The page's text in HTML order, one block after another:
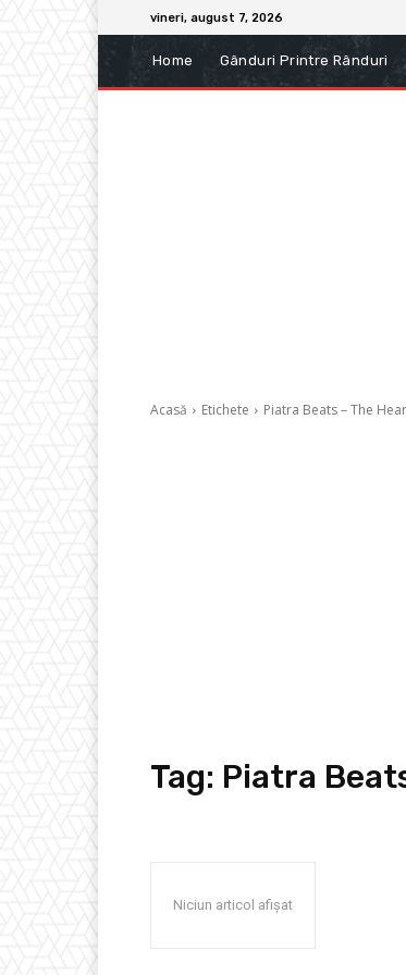
vineri, august 7, 2026
Home Gânduri Printre Rânduri
Acasă Etichete Piatra Beats – The
Tag: Piatra
Niciun articol afișat